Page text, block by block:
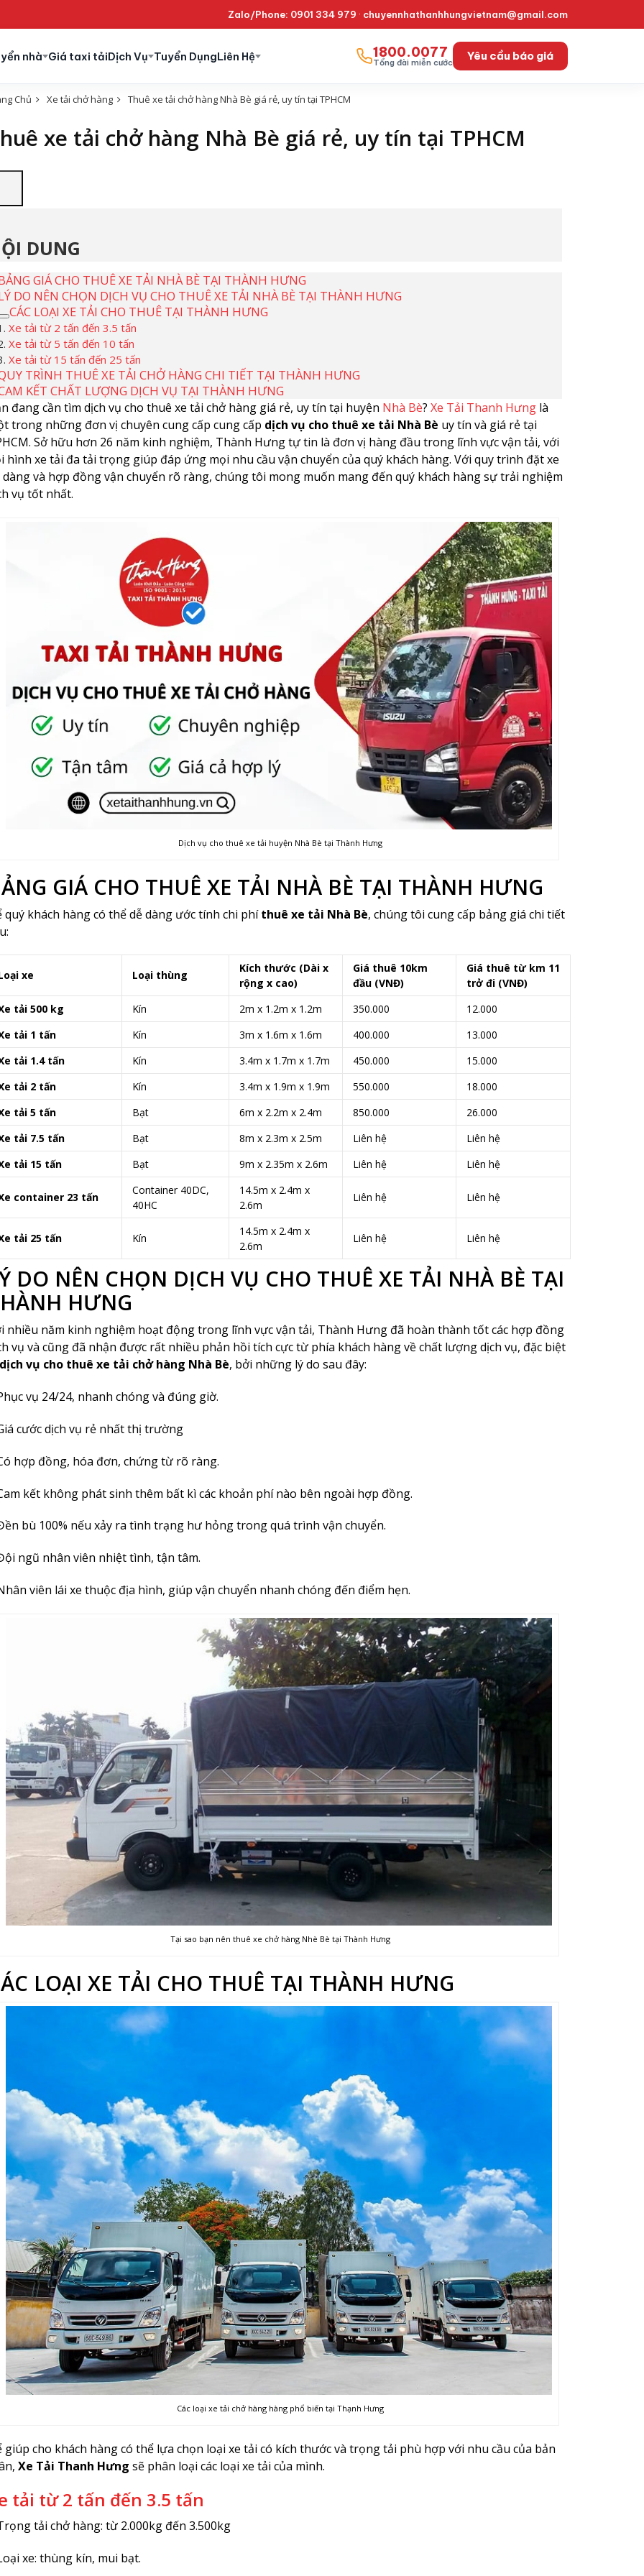
Zalo/Phone: 0901 334 979 · chuyennhathanhhungvietnam@gmail.com
nhà Giá taxi tảiDịch Vụ Tuyển DụngLiên Hệ 1800.0077
Tổng đài miễn cước Yêu cầu báo giá
Chủ Xe tải chở hàng Thuê xe tải chở hàng Nhà Bè giá rẻ, uy tín tại TPHCM
xe tải chở hàng Nhà Bè giá rẻ, uy tín tại TPHCM
DUNG
GIÁ CHO THUÊ XE TẢI NHÀ BÈ TẠI THÀNH HƯNG
DO NÊN CHỌN DỊCH VỤ CHO THUÊ XE TẢI NHÀ BÈ TẠI THÀNH HƯNG
CÁC LOẠI XE TẢI CHO THUÊ TẠI THÀNH HƯNG
Xe tải từ 2 tấn đến 3.5 tấn
Xe tải từ 5 tấn đến 10 tấn
Xe tải từ 15 tấn đến 25 tấn
TRÌNH THUÊ XE TẢI CHỞ HÀNG CHI TIẾT TẠI THÀNH HƯNG
KẾT CHẤT LƯỢNG DỊCH VỤ TẠI THÀNH HƯNG
đang cần tìm dịch vụ cho thuê xe tải chở hàng giá rẻ, uy tín tại huyện Nhà Bè? Xe Tải Thanh Hưnglà
trong những đơn vị chuyên cung cấp cung cấp dịch vụ cho thuê xe tải Nhà Bè uy tín và giá rẻ tại
Sở hữu hơn 26 năm kinh nghiệm, Thành Hưng tự tin là đơn vị hàng đầu trong lĩnh vực vận tải, với
hình xe tải đa tải trọng giúp đáp ứng mọi nhu cầu vận chuyển của quý khách hàng. Với quy trình đặt xe
dàng và hợp đồng vận chuyển rõ ràng, chúng tôi mong muốn mang đến quý khách hàng sự trải nghiệm
vụ tốt nhất.
Dịch vụ cho thuê xe tải huyện Nhà Bè tại Thành Hưng
GIÁ CHO THUÊ XE TẢI NHÀ BÈ TẠI THÀNH HƯNG
quý khách hàng có thể dễ dàng ước tính chi phíthuê xe tải Nhà Bè, chúng tôi cung cấp bảng giá chi tiết
xe Loại thùng
Kích thước (Dài x
rộng x cao)
Giá thuê 10km
đầu (VNĐ)
Giá thuê từ km 11
trở đi (VNĐ)
tải 500 kg
Kín 2m x 1.2m x 1.2m 350.000
12.000
tải 1 tấn
Kín 3m x 1.6m x 1.6m 400.000
13.000
tải 1.4 tấn
Kín 3.4m x 1.7m x 1.7m 450.000
15.000
tải 2 tấn
Kín 3.4m x 1.9m x 1.9m 550.000
18.000
tải 5 tấn
Bạt 6m x 2.2m x 2.4m 850.000
26.000
tải 7.5 tấn
Bạt 8m x 2.3m x 2.5m Liên hệ
Liên hệ
tải 15 tấn
Bạt 9m x 2.35m x 2.6m Liên hệ Liên hệ
container 23 tấn
Container 40DC,
40HC
14.5m x 2.4m x
2.6m
Liên hệ Liên hệ
tải 25 tấn Kín
14.5m x 2.4m x
2.6m
Liên hệ Liên hệ
DO NÊN CHỌN DỊCH VỤ CHO THUÊ XE TẢI NHÀ BÈ TẠI
HƯNG
nhiều năm kinh nghiệm hoạt động trong lĩnh vực vận tải, Thành Hưng đã hoàn thành tốt các hợp đồng
vụ và cũng đã nhận được rất nhiều phản hồi tích cực từ phía khách hàng về chất lượng dịch vụ, đặc biệt
vụ cho thuê xe tải chở hàng Nhà Bè, bởi những lý do sau đây:
vụ 24/24, nhanh chóng và đúng giờ.
cước dịch vụ rẻ nhất thị trường
hợp đồng, hóa đơn, chứng từ rõ ràng.
kết không phát sinh thêm bất kì các khoản phí nào bên ngoài hợp đồng.
bù 100% nếu xảy ra tình trạng hư hỏng trong quá trình vận chuyển.
ngũ nhân viên nhiệt tình, tận tâm.
viên lái xe thuộc địa hình, giúp vận chuyển nhanh chóng đến điểm hẹn.
Tại sao bạn nên thuê xe chở hàng Nhè Bè tại Thành Hưng
LOẠI XE TẢI CHO THUÊ TẠI THÀNH HƯNG
Các loại xe tải chở hàng hàng phổ biến tại Thạnh Hưng
giúp cho khách hàng có thể lựa chọn loại xe tải có kích thước và trọng tải phù hợp với nhu cầu của bản
Xe Tải Thanh Hưng sẽ phân loại các loại xe tải của mình.
tải từ 2 tấn đến 3.5 tấn
tải chở hàng: từ 2.000kg đến 3.500kg
xe: thùng kín, mui bạt.